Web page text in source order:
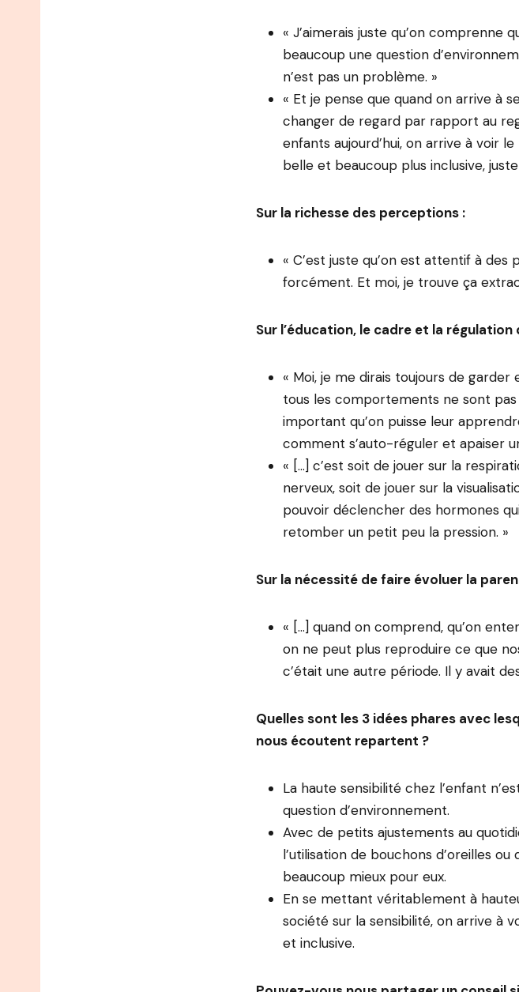
« J’aimerais juste qu’on comprenne
beaucoup une question
n’est pas un problème. »
« Et je pense que quand on arrive à
changer de regard par rapport au
enfants aujourd’hui, on arrive à voir
belle et beaucoup plus inclusive,
Sur la richesse des perceptions :
« C’est juste qu’on est attentif à
forcément. Et moi, je trouve ça
Sur l’éducation, le cadre et la
« Moi, je me dirais toujours de
tous les comportements ne sont
important qu’on puisse leur
comment s’auto-réguler et apaiser
« […] c’est soit de jouer sur la
nerveux, soit de jouer sur la
pouvoir déclencher des hormones
retomber un petit peu la pression. »
Sur la nécessité de faire évoluer la
« […] quand on comprend, qu’on
on ne peut plus reproduire ce que
c’était une autre période. Il y avait
Quelles sont les 3 idées phares avec
nous écoutent repartent ?
La haute sensibilité chez l’enfant
question d’environnement.
Avec de petits ajustements au
l’utilisation de bouchons d’oreilles
beaucoup mieux pour eux.
En se mettant véritablement à
société sur la sensibilité, on arrive à
et inclusive.